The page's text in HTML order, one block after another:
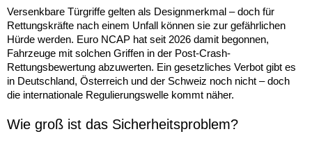
Versenkbare Türgriffe gelten als Designmerkmal – doch für
Rettungskräfte nach einem Unfall können sie zur gefährlichen
Hürde werden. Euro NCAP hat seit 2026 damit begonnen,
Fahrzeuge mit solchen Griffen in der Post-Crash-
Rettungsbewertung abzuwerten. Ein gesetzliches Verbot gibt es
in Deutschland, Österreich und der Schweiz noch nicht – doch
die internationale Regulierungswelle kommt näher.
Wie groß ist das Sicherheitsproblem?